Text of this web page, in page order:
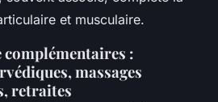
et musculaire.
:
massages
retraites